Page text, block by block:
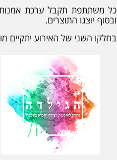
כל משתתפת תקבל ערכת אמנות
ובסוף יוצגו התוצרים.
בחלקו השני של האירוע יתקיים